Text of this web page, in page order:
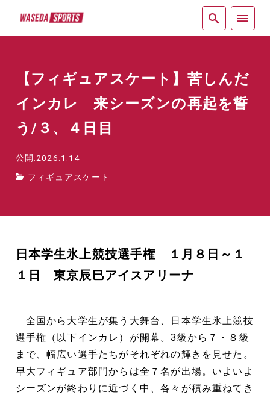
【フィギュアスケート】苦しんだ
インカレ 来シーズンの再起を誓
う/３、４日目
公開:2026.1.14
フィギュアスケート
日本学生氷上競技選手権 １月８日～１
１日 東京辰巳アイスアリーナ
全国から大学生が集う大舞台、日本学生氷上競技
選手権（以下インカレ）が開幕。3級から７・８級
まで、幅広い選手たちがそれぞれの輝きを見せた。
早大フィギュア部門からは全７名が出場。いよいよ
シーズンが終わりに近づく中、各々が積み重ねてき